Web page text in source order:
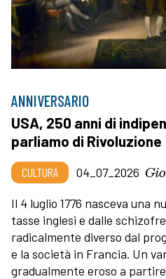
ANNIVERSARIO
USA, 250 anni di
parliamo di Rivoluzione
CULTURA 04_07_2026
Il 4 luglio 1776 nasceva una
tasse inglesi e dalle
radicalmente diverso dal
e la società in Francia. Un
gradualmente eroso a partire